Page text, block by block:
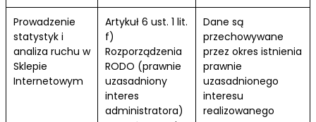
Prowadzenie
statystyk i
analiza ruchu w
Sklepie
Internetowym
Artykuł 6 ust. 1 lit.
f)
Rozporządzenia
RODO (prawnie
uzasadniony
interes
administratora)
Dane są
przechowywane
przez okres istnienia
prawnie
uzasadnionego
interesu
realizowanego